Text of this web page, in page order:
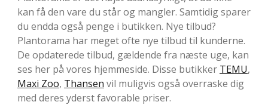
kan få den vare du står og mangler. Samtidig sparer
du endda også penge i butikken. Nye tilbud?
Plantorama har meget ofte nye tilbud til kunderne.
De opdaterede tilbud, gældende fra næste uge, kan
ses her på vores hjemmeside. Disse butikker TEMU,
Maxi Zoo, Thansen vil muligvis også overraske dig
med deres yderst favorable priser.